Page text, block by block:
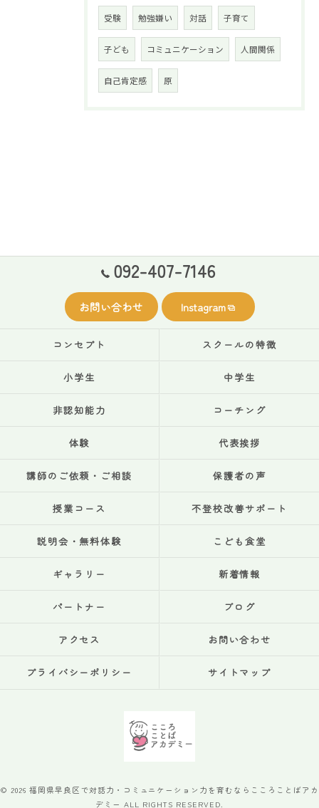
受験 勉強嫌い 対話 子育て
子ども コミュニケーション 人間関係
自己肯定感 原
092-407-7146
お問い合わせ Instagram
コンセプト スクールの特徴
小学生 中学生
非認知能力 コーチング
体験 代表挨拶
講師のご依頼・ご相談 保護者の声
授業コース 不登校改善サポート
説明会・無料体験 こども食堂
ギャラリー 新着情報
パートナー ブログ
アクセス お問い合わせ
プライバシーポリシー サイトマップ
© 2026 福岡県早良区で対話力・コミュニケーション力を育むならこころことばアカ
デミー ALL RIGHTS RESERVED.